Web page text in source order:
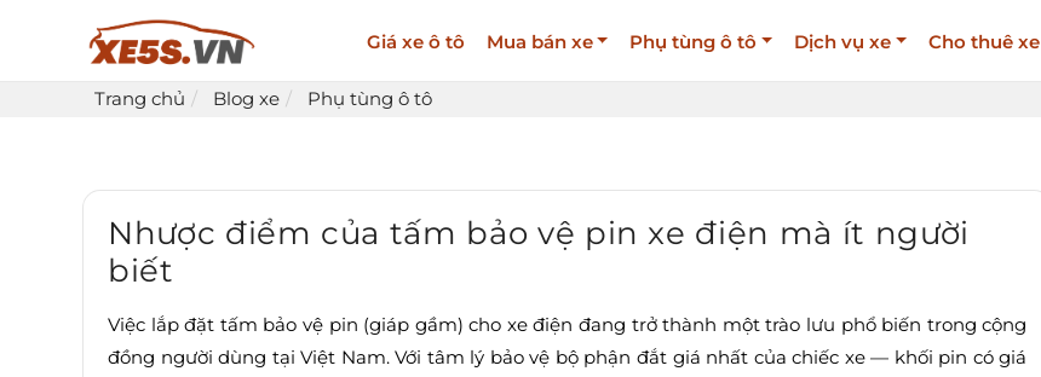
Giá xe ô tô Mua bán xe Phụ tùng ô tô Dịch vụ xe Cho thuê xe
Trang chủ Blog xe Phụ tùng ô tô
Nhược điểm của tấm bảo vệ pin xe điện mà ít người
biết
Việc lắp đặt tấm bảo vệ pin (giáp gầm) cho xe điện đang trở thành một trào lưu phổ biến trong cộng
đồng người dùng tại Việt Nam. Với tâm lý bảo vệ bộ phận đắt giá nhất của chiếc xe — khối pin có giá